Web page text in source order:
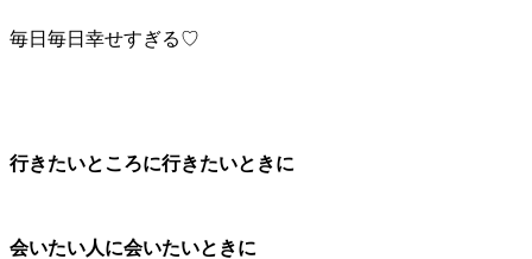
毎日毎日幸せすぎる♡
行きたいところに行きたいときに
会いたい人に会いたいときに